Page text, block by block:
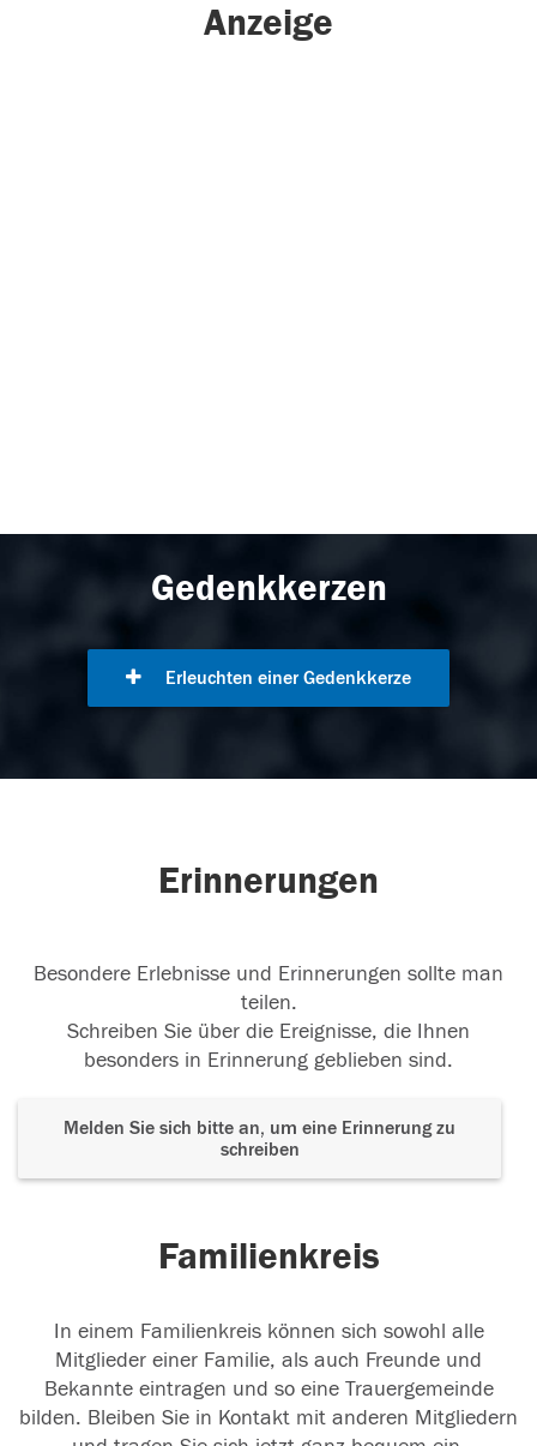
Anzeige
Gedenkkerzen
Erleuchten einer Gedenkkerze
Erinnerungen
Besondere Erlebnisse und Erinnerungen sollte man
teilen.
Schreiben Sie über die Ereignisse, die Ihnen
besonders in Erinnerung geblieben sind.
Melden Sie sich bitte an, um eine Erinnerung zu
schreiben
Familienkreis
In einem Familienkreis können sich sowohl alle
Mitglieder einer Familie, als auch Freunde und
Bekannte eintragen und so eine Trauergemeinde
bilden. Bleiben Sie in Kontakt mit anderen Mitgliedern